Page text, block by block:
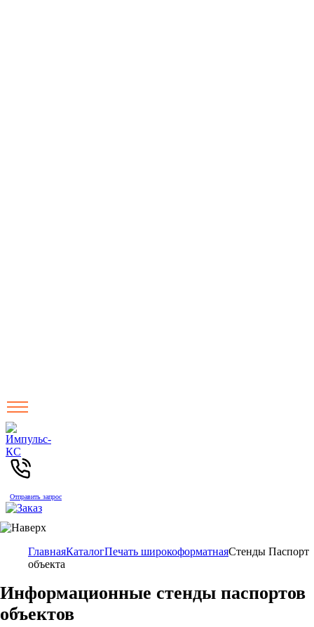
Отправить запрос
ГлавнаяКаталогПечать широкоформатнаяСтенды Паспорт
объекта
Информационные стенды паспортов
объектов